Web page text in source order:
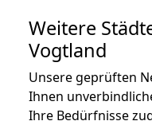
Weitere
Vogtland
Unsere geprüften
Ihnen
Ihre Bedürfnisse